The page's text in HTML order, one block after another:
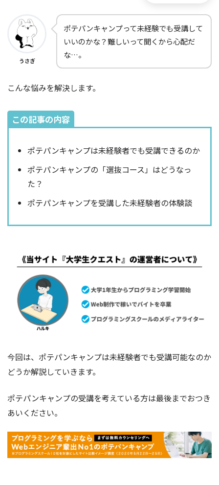
うさぎ
ポテパンキャンプって未経験でも受講して
いいのかな？難しいって聞くから心配だ
な…。
こんな悩みを解決します。
この記事の内容
ポテパンキャンプは未経験者でも受講できるのか
ポテパンキャンプの「選抜コース」はどうなっ
た？
ポテパンキャンプを受講した未経験者の体験談
今回は、ポテパンキャンプは未経験者でも受講可能なのか
どうか解説していきます。
ポテパンキャンプの受講を考えている方は最後までおつき
あいください。